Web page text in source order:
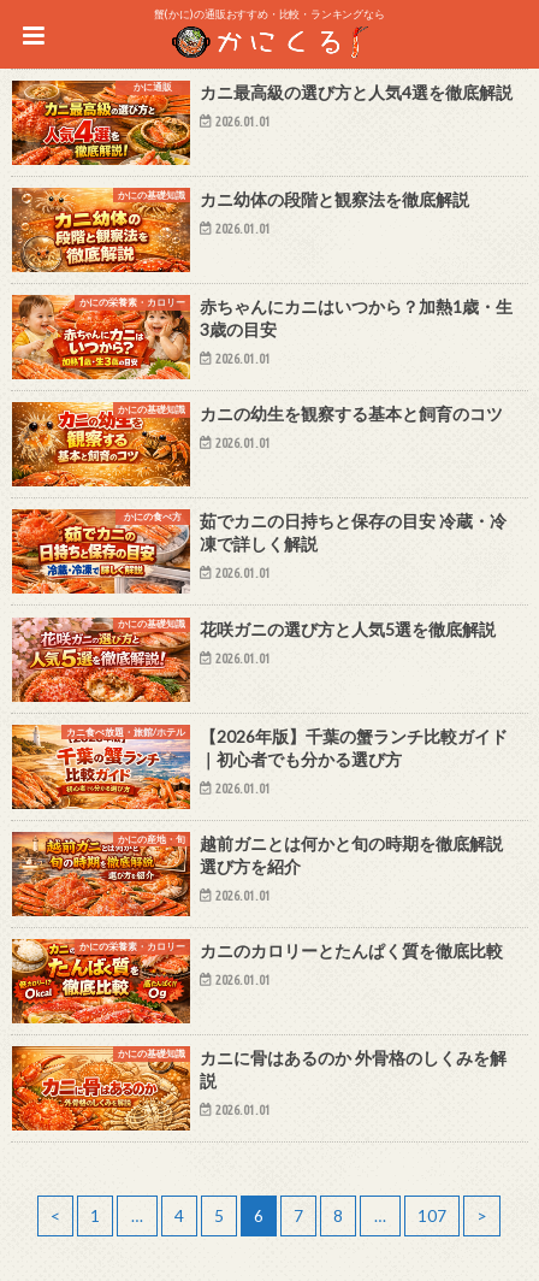
蟹(かに)の通販おすすめ・比較・ランキングなら
かに通販 カニ最高級の選び方と人気4選を徹底解説
2026.01.01
かにの基礎知識 カニ幼体の段階と観察法を徹底解説
2026.01.01
かにの栄養素・カロリー
赤ちゃんにカニはいつから？加熱1歳・生
3歳の目安
2026.01.01
かにの基礎知識 カニの幼生を観察する基本と飼育のコツ
2026.01.01
かにの食べ方
茹でカニの日持ちと保存の目安 冷蔵・冷
凍で詳しく解説
2026.01.01
かにの基礎知識 花咲ガニの選び方と人気5選を徹底解説
2026.01.01
カニ食べ放題・旅館/ホテル
【2026年版】千葉の蟹ランチ比較ガイド
｜初心者でも分かる選び方
2026.01.01
かにの産地・旬
越前ガニとは何かと旬の時期を徹底解説
選び方を紹介
2026.01.01
かにの栄養素・カロリー カニのカロリーとたんぱく質を徹底比較
2026.01.01
かにの基礎知識
カニに骨はあるのか 外骨格のしくみを解
説
2026.01.01
< 1 … 4 5 6 7 8 … 107 >